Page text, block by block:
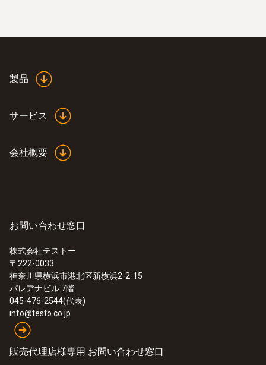
:0615 5505
NTCサーミスタ クランプ温度プローブ
製品
サービス
会社概要
お問い合わせ窓口
株式会社テストー
〒222-0033
神奈川県横浜市港北区新横浜2-2-15
パレアナビル 7階
045-476-2544(代表)
info@testo.co.jp
販売代理店様専用 お問い合わせ窓口